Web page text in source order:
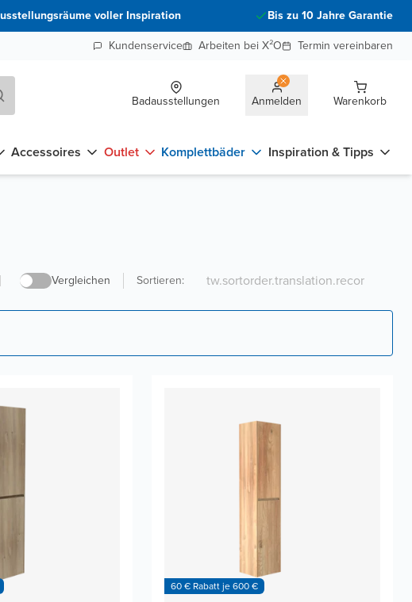
voller Inspiration
Bis zu 10 Jahre Garantie
Kundenservice
Arbeiten bei X²O Termin vereinbaren
Badausstellungen Anmelden Warenkorb
Accessoires Outlet Komplettbäder Inspiration & Tipps
Vergleichen Sortieren:
60 € Rabatt je 600 €